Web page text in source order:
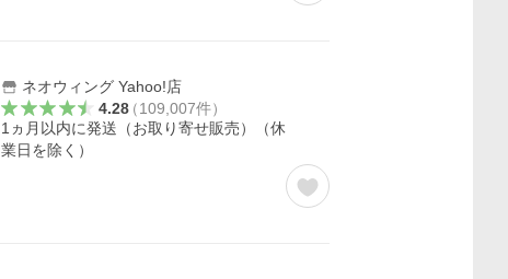
ネオウィング Yahoo!店
4.28（109,007件）
1ヵ月以内に発送（お取り寄せ販売）（休
業日を除く）